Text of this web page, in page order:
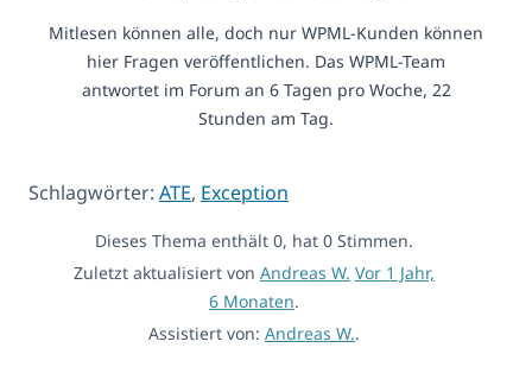
Mitlesen können alle, doch nur WPML-Kunden können
hier Fragen veröffentlichen. Das WPML-Team
antwortet im Forum an 6 Tagen pro Woche, 22
Stunden am Tag.
Schlagwörter: ATE, Exception
Dieses Thema enthält 0, hat 0 Stimmen.
Zuletzt aktualisiert von Andreas W. Vor 1 Jahr,
6 Monaten.
Assistiert von: Andreas W..